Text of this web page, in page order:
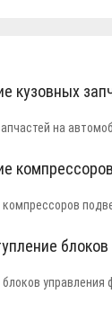
кузовных
на
управления